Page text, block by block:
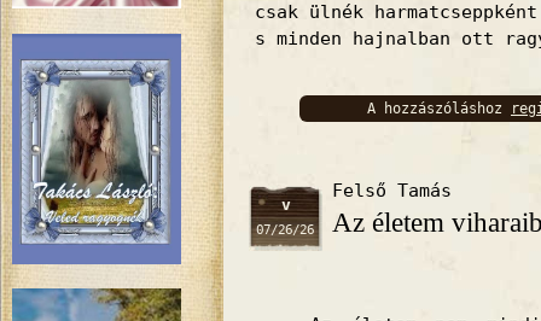
csak ülnék
s minden hajnalban ott
A hozzászóláshoz
v
07/26/26
Felső Tamás
Az életem